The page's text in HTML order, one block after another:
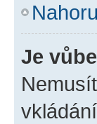
Nahoru
Je